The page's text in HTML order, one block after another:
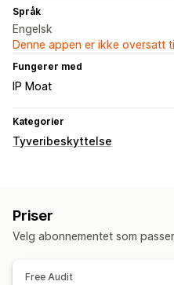
Språk
Engelsk
Denne appen er ikke oversatt
Fungerer med
IP Moat
Kategorier
Tyveribeskyttelse
Bestselgere
Priser
Velg abonnementet som
Free Audit